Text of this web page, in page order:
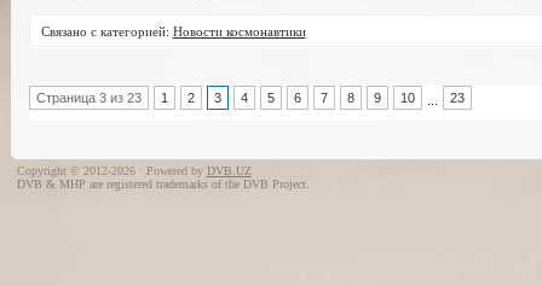
Связано с категорией: Новости космонавтики
Страница 3 из 23 1 2 3 4 5 6 7 8 9 10 23
Copyright © 2012-2026 · Powered by DVB.UZ
DVB & MHP are registered trademarks of the DVB Project.